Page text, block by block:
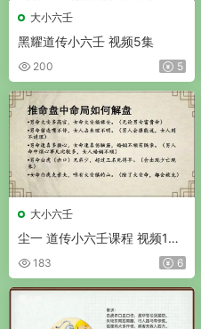
大小六壬
黑耀道传小六壬 视频5集
200 5
大小六壬
尘一 道传小六壬课程 视频18
集 183 6